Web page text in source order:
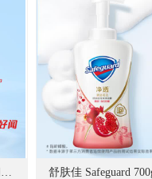
舒肤佳健康净护沐浴露樱花香550g 滋润保湿